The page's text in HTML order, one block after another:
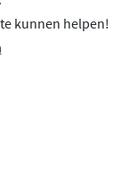
kunnen helpen!